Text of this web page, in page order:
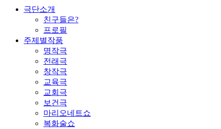
극단소개
친구들은?
프로필
주제별작품
명작극
전래극
창작극
교육극
교회극
보건극
마리오네트쇼
복화술쇼